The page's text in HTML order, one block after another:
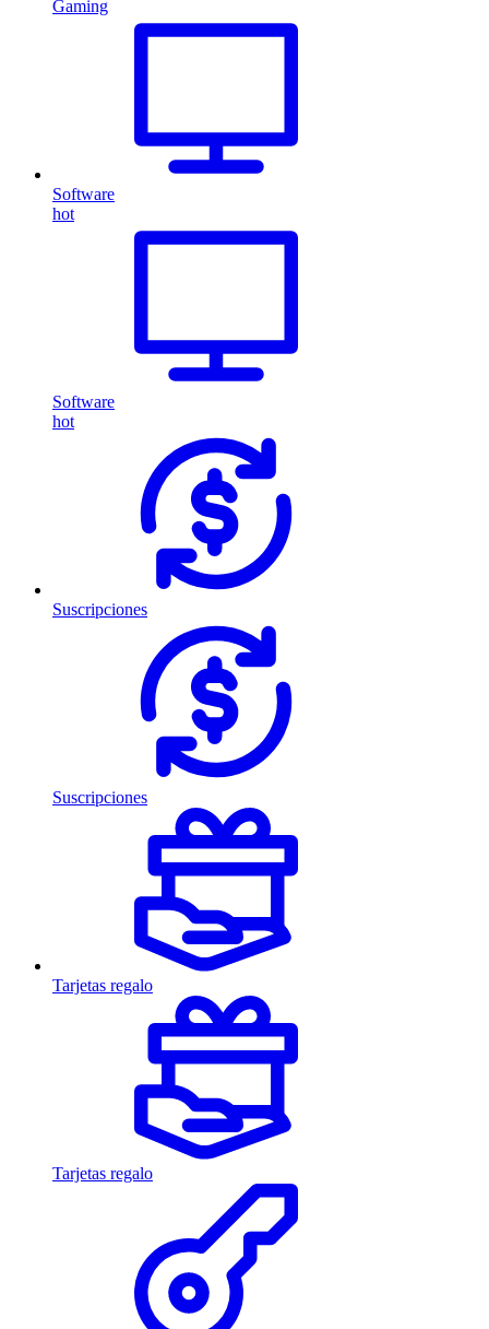
Gaming
Software
hot
Software
hot
Suscripciones
Suscripciones
Tarjetas regalo
Tarjetas regalo